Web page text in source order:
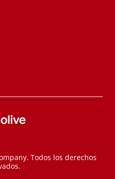
Todos los derechos